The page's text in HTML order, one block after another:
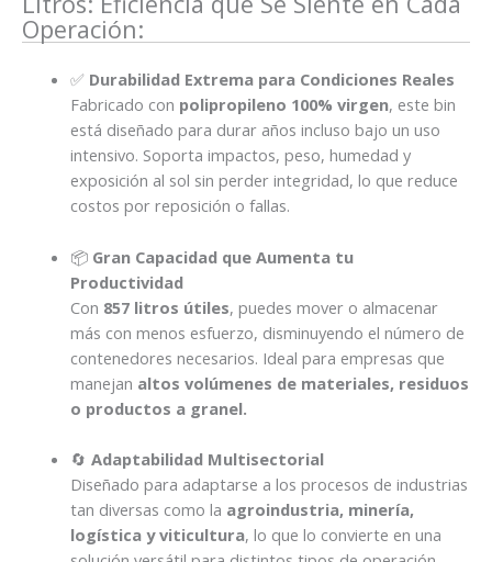
Operación:
✅ Durabilidad Extrema para Condiciones Reales
Fabricado con polipropileno 100% virgen, este bin
está diseñado para durar años incluso bajo un uso
intensivo. Soporta impactos, peso, humedad y
exposición al sol sin perder integridad, lo que reduce
costos por reposición o fallas.
📦 Gran Capacidad que Aumenta tu
Productividad
Con 857 litros útiles, puedes mover o almacenar
más con menos esfuerzo, disminuyendo el número de
contenedores necesarios. Ideal para empresas que
manejan altos volúmenes de materiales, residuos
o productos a granel.
🔄 Adaptabilidad Multisectorial
Diseñado para adaptarse a los procesos de industrias
tan diversas como la agroindustria, minería,
logística y viticultura, lo que lo convierte en una